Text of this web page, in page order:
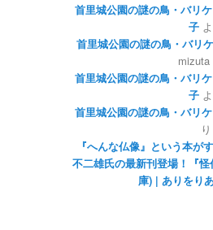
首里城公園の謎の鳥・バリケ
子
首里城公園の謎の鳥・バリ
mizuta
首里城公園の謎の鳥・バリケ
子
首里城公園の謎の鳥・バリケ
り
『へんな仏像』という本が
不二雄氏の最新刊登場！『
庫) | ありをり